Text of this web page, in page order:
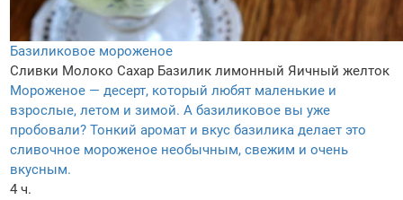
Базиликовое мороженое
Сливки Молоко Сахар Базилик лимонный Яичный желток
Мороженое — десерт, который любят маленькие и
взрослые, летом и зимой. А базиликовое вы уже
пробовали? Тонкий аромат и вкус базилика делает это
сливочное мороженое необычным, свежим и очень
вкусным.
4 ч.